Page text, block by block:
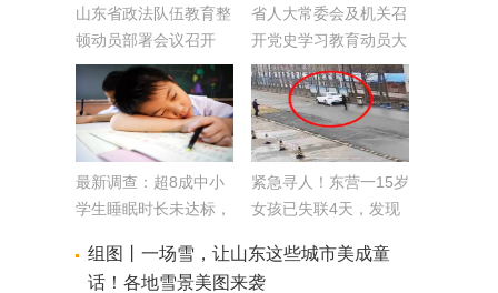
山东省政法队伍教育整
顿动员部署会议召开
省人大常委会及机关召
开党史学习教育动员大
会
最新调查：超8成中小
学生睡眠时长未达标，
障学生睡眠
紧急寻人！东营一15岁
女孩已失联4天，发现
组图丨一场雪，让山东这些城市美成童
话！各地雪景美图来袭